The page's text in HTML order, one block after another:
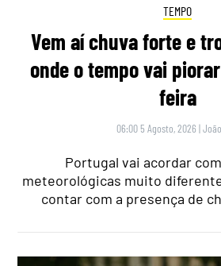
TEMPO
Vem aí chuva forte e
onde o tempo vai
feira
06:00 5 Agosto, 2026 |
Portugal vai acordar
meteorológicas muito
contar com a presença de